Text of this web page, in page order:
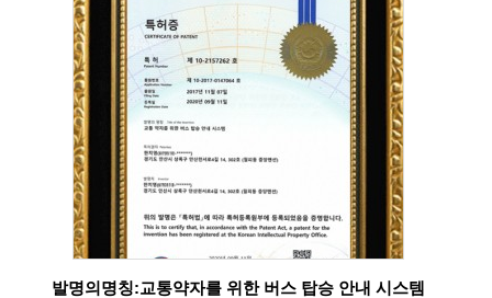
발명의명칭:교통약자를 위한 버스 탑승 안내 시스템